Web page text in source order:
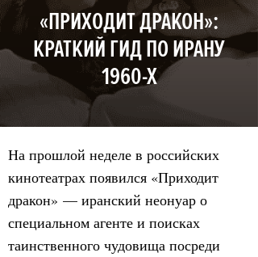
«ПРИХОДИТ ДРАКОН»:
КРАТКИЙ ГИД ПО ИРАНУ
1960-Х
На прошлой неделе в российских
кинотеатрах появился «Приходит
дракон» — иранский неонуар о
специальном агенте и поисках
таинственного чудовища посреди